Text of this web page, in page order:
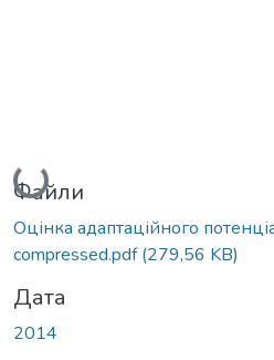
Вантажиться...
Файли
Оцінка адаптаційного
compressed.pdf(279,56 KB)
Дата
2014